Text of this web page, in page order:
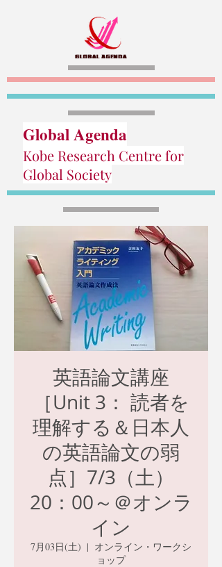
Global Agenda
Kobe Research Centre for
Global Society
英語論文講座
［Unit 3： 読者を
理解する＆日本人
の英語論文の弱
点］7/3（土）
20：00～＠オンラ
イン
7月03日(土)
  |
オンライン・ワークシ
ョップ